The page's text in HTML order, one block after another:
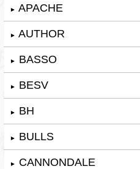
► APACHE
► AUTHOR
► BASSO
► BESV
► BH
► BULLS
► CANNONDALE